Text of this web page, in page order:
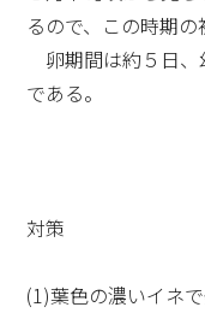
るので、この時期の
卵期間は約５日、
である。
対策
(1)葉色の濃いイネ